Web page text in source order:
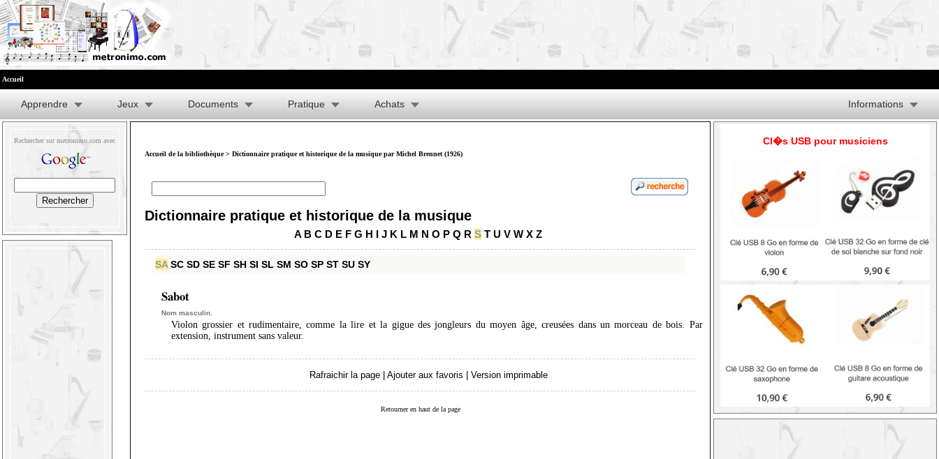
Accueil
Apprendre Jeux Documents Pratique Achats Informations
Rechercher sur metronimo.com avec
Accueil de la bibliothèque> Dictionnaire pratique et historique de la musique par Michel Brennet (1926)
Dictionnaire pratique et historique de la musique
A B C D E F G H I J K L M N O P Q R S T U V W X Z
SA SC SD SE SF SH SI SL SM SO SP ST SU SY
Sabot
Nom masculin.
Violon grossier et rudimentaire, comme la lire et la gigue des jongleurs du moyen âge, creusées dans un morceau de bois. Par
extension, instrument sans valeur.
Rafraichir la page | Ajouter aux favoris | Version imprimable
Retourner en haut de la page
Cl�s USB pour musiciens